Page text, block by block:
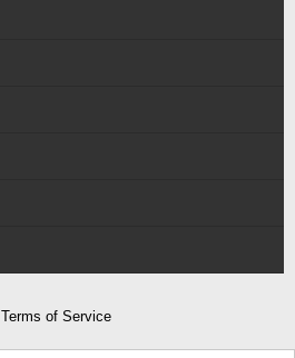
Terms of Service